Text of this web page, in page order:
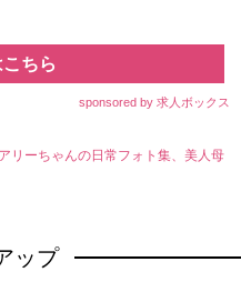
ちら
sponsored by 求人ボックス
リーちゃんの日常フォト集、美人母
ップ